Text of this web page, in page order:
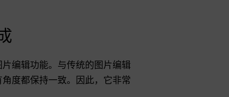
编辑功能。与传统的图片编辑
度都保持一致。因此，它非常